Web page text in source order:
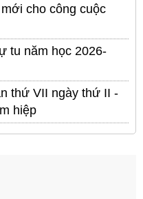
cho công cuộc
tu năm học 2026-
thứ VII ngày thứ II -
hiệp